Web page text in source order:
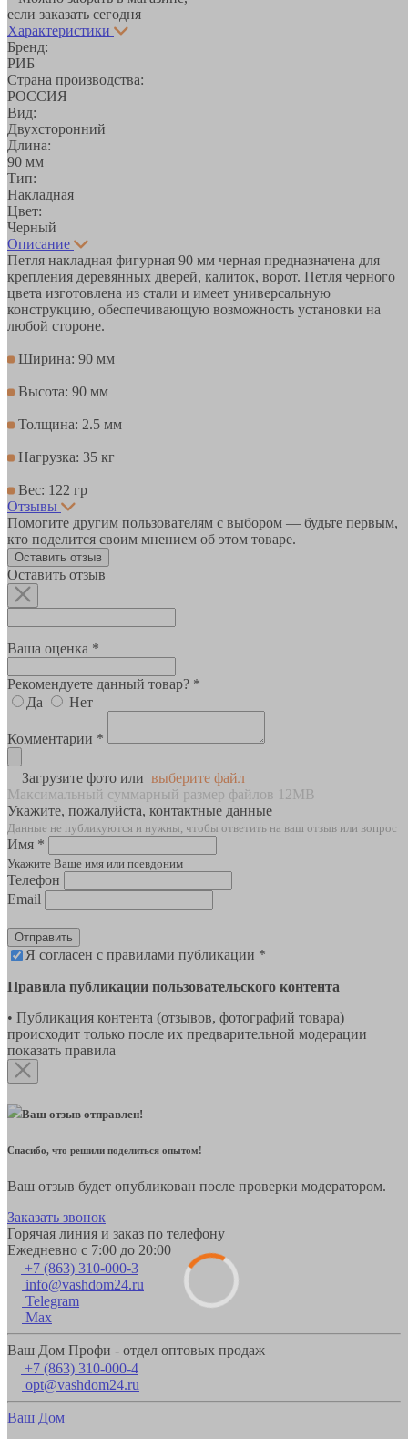
если заказать сегодня
Характеристики
Бренд:
РИБ
Страна производства:
РОССИЯ
Вид:
Двухсторонний
Длина:
90 мм
Тип:
Накладная
Цвет:
Черный
Описание
Петля накладная фигурная 90 мм черная предназначена для
крепления деревянных дверей, калиток, ворот. Петля черного
цвета изготовлена из стали и имеет универсальную
конструкцию, обеспечивающую возможность установки на
любой стороне.
Ширина: 90 мм
Высота: 90 мм
Толщина: 2.5 мм
Нагрузка: 35 кг
Вес: 122 гр
Отзывы
Помогите другим пользователям с выбором — будьте первым,
кто поделится своим мнением об этом товаре.
Оставить отзыв
Оставить отзыв
Ваша оценка *
Рекомендуете данный товар? *
Да
Нет
Комментарии *
Загрузите фото или выберите файл
Максимальный суммарный размер файлов 12MB
Укажите, пожалуйста, контактные данные
Данные не публикуются и нужны, чтобы ответить на ваш отзыв или вопрос
Имя *
Укажите Ваше имя или псевдоним
Телефон
Email
Отправить
Я согласен с правилами публикации *
Правила публикации пользовательского контента
• Публикация контента (отзывов, фотографий товара)
происходит только после их предварительной модерации
показать правила
Ваш отзыв отправлен!
Спасибо, что решили поделиться опытом!
Ваш отзыв будет опубликован после проверки модератором.
Заказать звонок
Горячая линия и заказ по телефону
Ежедневно с 7:00 до 20:00
+7 (863) 310-000-3
info@vashdom24.ru
Telegram
Max
Ваш Дом Профи - отдел оптовых продаж
+7 (863) 310-000-4
opt@vashdom24.ru
Ваш Дом